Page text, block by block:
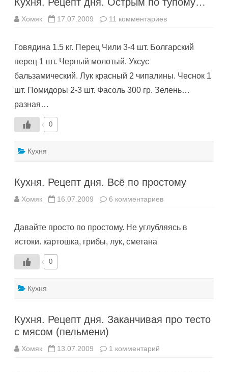
Хомяк 17.07.2009 11 комментариевк
дня.
Острым
Говядина 1.5 кг. Перец Чили 3-4 шт. Болгарский
перец 1 шт. Черный молотый. Уксус
бальзамический. Лук красный 2 чипалины. Чеснок 1
шт. Помидоры 2-3 шт. Фасоль 300 гр. Зелень…
разная…
0
Кухня
Кухня. Рецепт дня. Всё по простому
Хомяк 16.07.2009 6 комментариевк
дня.
Давайте просто по простому. Не углубляясь в
истоки. картошка, грибы, лук, сметана
0
Кухня
Кухня. Рецепт дня. Заканчивая про тесто
с мясом (пельмени)
Хомяк 13.07.2009 1 комментарий